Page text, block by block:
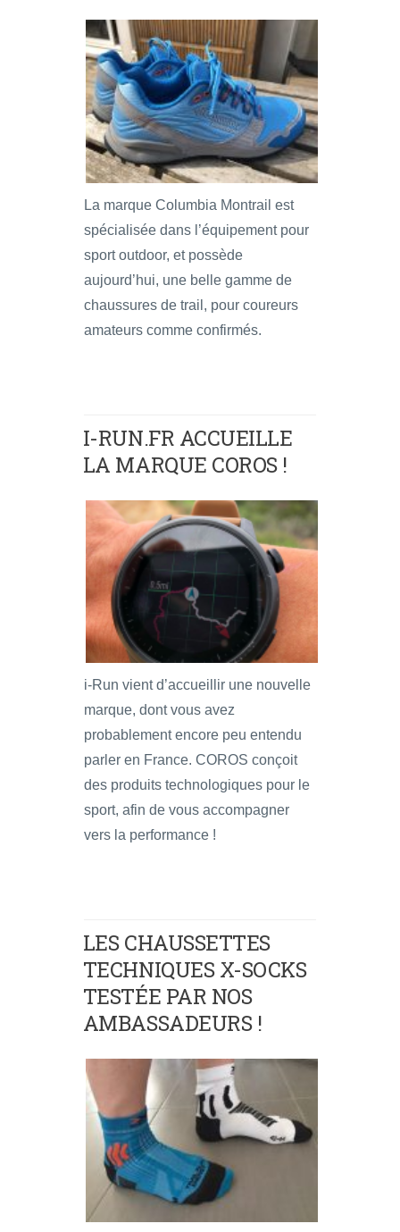
La marque Columbia Montrail est
spécialisée dans l’équipement pour
sport outdoor, et possède
aujourd’hui, une belle gamme de
chaussures de trail, pour coureurs
amateurs comme confirmés.
I-RUN.FR ACCUEILLE
LA MARQUE COROS !
i-Run vient d’accueillir une nouvelle
marque, dont vous avez
probablement encore peu entendu
parler en France. COROS conçoit
des produits technologiques pour le
sport, afin de vous accompagner
vers la performance !
LES CHAUSSETTES
TECHNIQUES X-SOCKS
TESTÉE PAR NOS
AMBASSADEURS !